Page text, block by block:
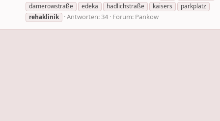
damerowstraße
edeka hadlichstraße kaisers
parkplatz
rehaklinik
Antworten: 34 Forum: Pankow